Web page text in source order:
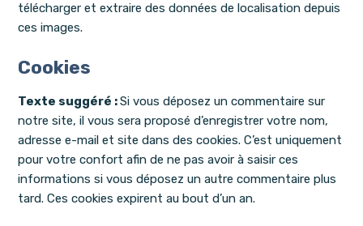
télécharger et extraire des données de localisation depuis
ces images.
Cookies
Texte suggéré :Si vous déposez un commentaire sur
notre site, il vous sera proposé d’enregistrer votre nom,
adresse e-mail et site dans des cookies. C’est uniquement
pour votre confort afin de ne pas avoir à saisir ces
informations si vous déposez un autre commentaire plus
tard. Ces cookies expirent au bout d’un an.